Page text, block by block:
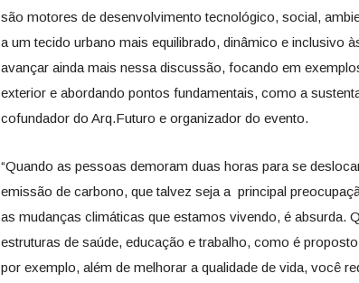
são motores de desenvolvimento tecnológico, social,
a um tecido urbano mais equilibrado, dinâmico e inclusivo
avançar ainda mais nessa discussão, focando em
exterior e abordando pontos fundamentais, como a
cofundador do Arq.Futuro e organizador do evento.
“Quando as pessoas demoram duas horas para se
emissão de carbono, que talvez seja a principal
as mudanças climáticas que estamos vivendo, é absurda.
estruturas de saúde, educação e trabalho, como é
por exemplo, além de melhorar a qualidade de vida, você